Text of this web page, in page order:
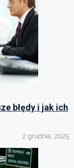
błędy i jak ich
2 grudnia, 2025